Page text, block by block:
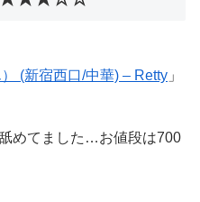
(新宿西口/中華) – Retty 」
めてました…お値段は700